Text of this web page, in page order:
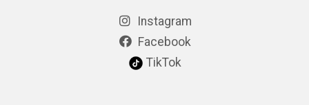
Instagram
Facebook
TikTok